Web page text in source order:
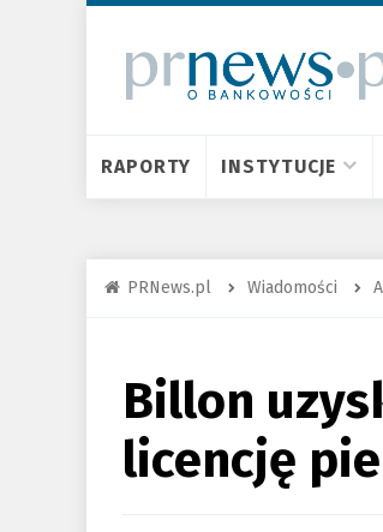
RAPORTY INSTYTUCJE
PRNews.pl Wiadomości
Billon
licencję